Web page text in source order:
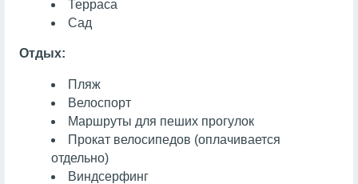
Терраса
Сад
Отдых:
Пляж
Велоспорт
Маршруты для пеших прогулок
Прокат велосипедов (оплачивается
отдельно)
Виндсерфинг